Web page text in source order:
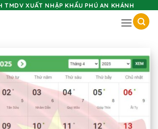
TMDV XUẤT NHẬP KHẨU PHÚ AN KHÁNH